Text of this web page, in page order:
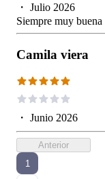
・ Julio 2026
Siempre muy buena
Camila viera
・ Junio 2026
Anterior
1